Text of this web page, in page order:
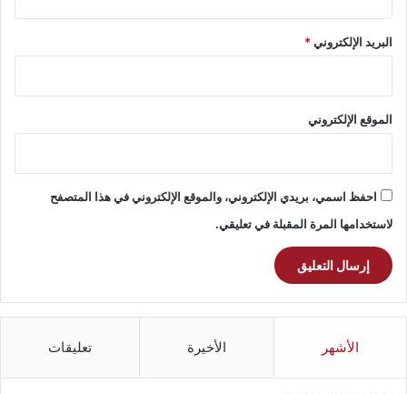
البريد الإلكتروني*
الموقع الإلكتروني
احفظ اسمي، بريدي الإلكتروني، والموقع الإلكتروني في هذا المتصفح
لاستخدامها المرة المقبلة في تعليقي.
الأشهر الأخيرة تعليقات